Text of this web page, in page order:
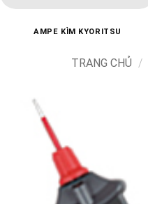
AMPE KÌM KYORITSU
TRANG CHỦ /